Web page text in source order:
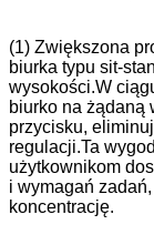
(1) Zwiększona
biurka typu sit-
wysokości.W
biurko na żądaną
przycisku,
regulacji.Ta
użytkownikom
i wymagań
koncentrację.